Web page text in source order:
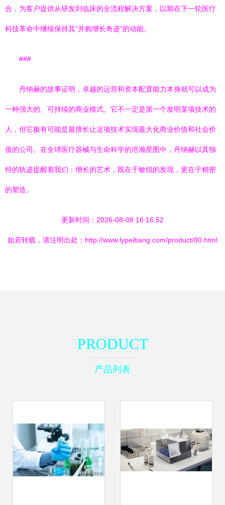
合，为客户提供从研发到临床的全流程解决方案，以期在下一轮医疗
科技革命中继续保持其“并购增长奇迹”的动能。
###
丹纳赫的故事证明，卓越的运营和资本配置能力本身就可以成为
一种强大的、可持续的商业模式。它不一定是第一个发明某项技术的
人，但它极有可能是最擅长让这项技术实现最大化商业价值和社会价
值的公司。在全球医疗器械与生命科学的浩瀚星图中，丹纳赫以其独
特的轨迹提醒着我们：增长的艺术，既在于敏锐的发现，更在于精密
的塑造。
更新时间：2026-08-08 16:16:52
如若转载，请注明出处：http://www.lypeibang.com/product/80.html
PRODUCT
产品列表